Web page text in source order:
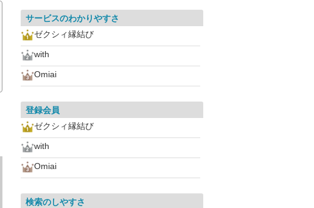
サービスのわかりやすさ
ゼクシィ縁結び
with
Omiai
登録会員
ゼクシィ縁結び
with
Omiai
検索のしやすさ